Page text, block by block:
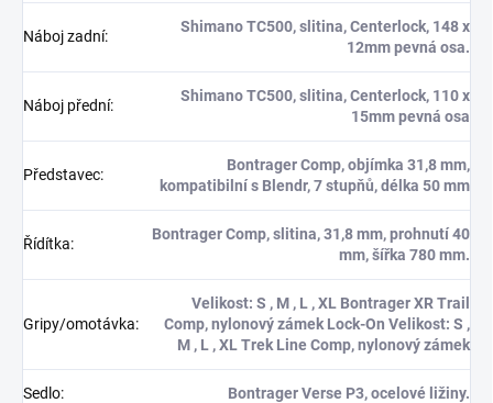
Náboj zadní:
Shimano TC500, slitina, Centerlock, 148 x
12mm pevná osa.
Náboj přední:
Shimano TC500, slitina, Centerlock, 110 x
15mm pevná osa
Představec:
Bontrager Comp, objímka 31,8 mm,
kompatibilní s Blendr, 7 stupňů, délka 50 mm
Řídítka:
Bontrager Comp, slitina, 31,8 mm, prohnutí 40
mm, šířka 780 mm.
Gripy/omotávka:
Velikost: S , M , L , XL Bontrager XR Trail
Comp, nylonový zámek Lock-On Velikost: S ,
M , L , XL Trek Line Comp, nylonový zámek
Sedlo: Bontrager Verse P3, ocelové ližiny.